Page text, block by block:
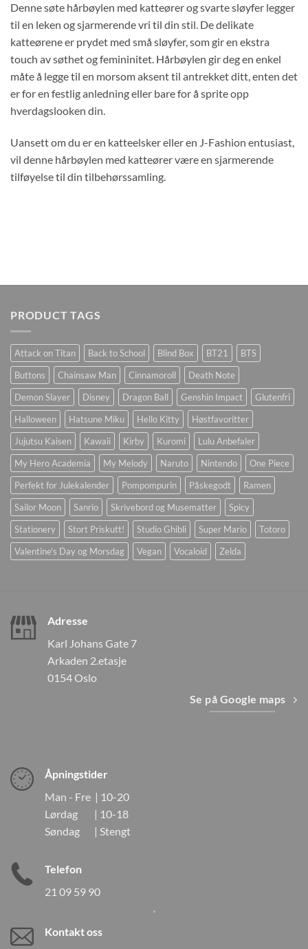
Denne søte hårbøylen med katteører og svarte sløyfer legger
til en leken og sjarmerende vri til din stil. De delikate
katteørene er prydet med små sløyfer, som gir en ekstra
touch av søthet og femininitet. Hårbøylen gir deg en enkel
måte å legge til en morsom aksent til antrekket ditt, enten det
er for en festlig anledning eller bare for å sprite opp
hverdagslooken din.
Uansett om du er en katteelsker eller en J-Fashion entusiast,
vil denne hårbøylen med katteører være en sjarmerende
tilføyelse til din tilbehørssamling.
PRODUCT TAGS
Attack on Titan Back to School Blind Box BT21
BTS
Buttons
Chainsaw Man Cinnamoroll
Death Note
Demon Slayer
Disney Dragon Ball Genshin Impact
Glutenfri
Halloween
Hatsune Miku Hello Kitty
Høstfavoritter
Jujutsu Kaisen
Kawaii Kirby Kuromi
Lulu Anbefaler
My Hero Academia
My Melody Naruto Nintendo
One Piece
Perfekt for Julekalender
Pompompurin Påskegodt
Ramen
Sailor Moon
Sanrio Skrivebord og Musematter
Spicy
Stationery
Stort Priskutt! Studio Ghibli Super Mario
Totoro
Valentine's Day og Morsdag
Vegan Vocaloid Zelda
Adresse
Karl Johans Gate 7
Arkaden 2.etasje
0154 Oslo
Se på Google maps
Åpningstider
Man - Fre | 10-20
Lørdag | 10-18
Søndag | Stengt
Telefon
21 09 59 90
Kontakt oss